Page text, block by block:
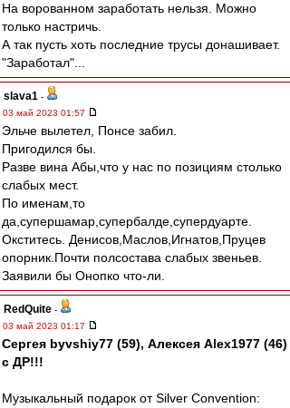
На ворованном заработать нельзя. Можно
только настричь.
А так пусть хоть последние трусы донашивает.
"Заработал"...
slava1 -
03 май 2023 01:57
Эльче вылетел, Понсе забил.
Пригодился бы.
Разве вина Абы,что у нас по позициям столько
слабых мест.
По именам,то
да,супершамар,супербалде,супердуарте.
Окститесь. Денисов,Маслов,Игнатов,Пруцев
опорник.Почти полсостава слабых звеньев.
Заявили бы Онопко что-ли.
RedQuite -
03 май 2023 01:17
Сергея byvshiy77 (59), Алексея Alex1977 (46)
с ДР!!!
Музыкальный подарок от Silver Convention: